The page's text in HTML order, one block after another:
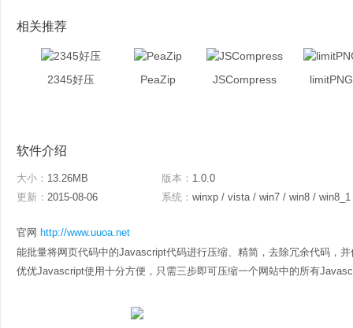
相关推荐
2345好压 PeaZip JSCompress limitPNG
软件介绍
大小： 13.26MB 版本： 1.0.0
更新： 2015-08-06 系统： winxp / vista / win7 / win8 / win8_1
官网 http://www.uuoa.net
能批量将网页代码中的Javascript代码进行压缩、精简，去除冗余代码，
优优Javascript使用十分方便，只需三步即可压缩一个网站中的所有